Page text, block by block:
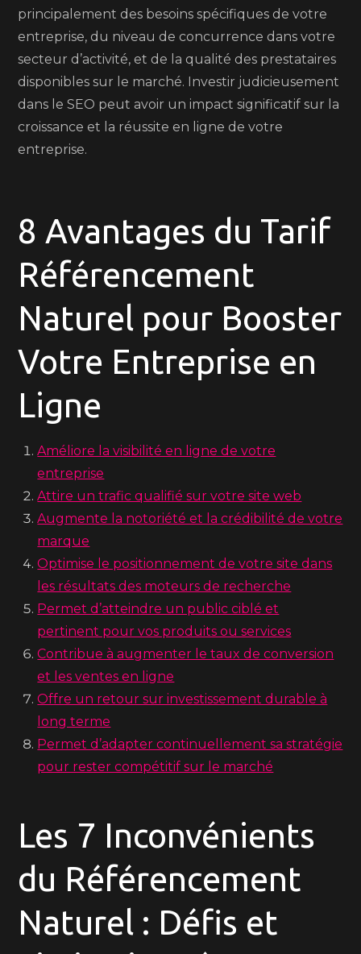
principalement des besoins spécifiques de votre
entreprise, du niveau de concurrence dans votre
secteur d’activité, et de la qualité des prestataires
disponibles sur le marché. Investir judicieusement
dans le SEO peut avoir un impact significatif sur la
croissance et la réussite en ligne de votre
entreprise.
8 Avantages du Tarif
Référencement
Naturel pour Booster
Votre Entreprise en
Ligne
Améliore la visibilité en ligne de votre
entreprise
Attire un trafic qualifié sur votre site web
Augmente la notoriété et la crédibilité de votre
marque
Optimise le positionnement de votre site dans
les résultats des moteurs de recherche
Permet d’atteindre un public ciblé et
pertinent pour vos produits ou services
Contribue à augmenter le taux de conversion
et les ventes en ligne
Offre un retour sur investissement durable à
long terme
Permet d’adapter continuellement sa stratégie
pour rester compétitif sur le marché
Les 7 Inconvénients
du Référencement
Naturel : Défis et